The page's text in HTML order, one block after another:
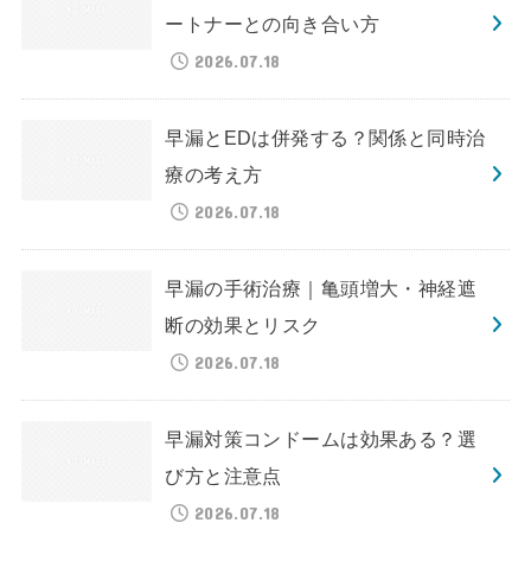
ートナーとの向き合い方
2026.07.18
早漏とEDは併発する？関係と同時治
療の考え方
2026.07.18
早漏の手術治療｜亀頭増大・神経遮
断の効果とリスク
2026.07.18
早漏対策コンドームは効果ある？選
び方と注意点
2026.07.18